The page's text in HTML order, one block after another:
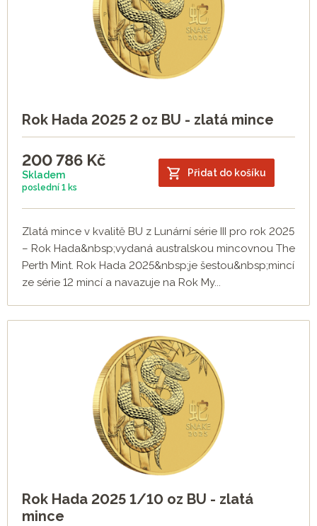
Rok Hada 2025 2 oz BU - zlatá mince
200 786 Kč
Skladem
poslední 1 ks
Přidat do košíku
Zlatá mince v kvalitě BU z Lunární série III pro rok 2025
– Rok Hada&nbsp;vydaná australskou mincovnou The
Perth Mint. Rok Hada 2025&nbsp;je šestou&nbsp;mincí
ze série 12 mincí a navazuje na Rok My...
Rok Hada 2025 1/10 oz BU - zlatá
mince